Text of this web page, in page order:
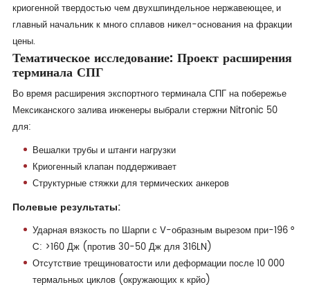
криогенной твердостью чем двухшпиндельное нержавеющее, и
главный начальник к много сплавов никел-основания на фракции
цены.
Тематическое исследование: Проект расширения
терминала СПГ
Во время расширения экспортного терминала СПГ на побережье
Мексиканского залива инженеры выбрали стержни Nitronic 50
для:
Вешалки трубы и штанги нагрузки
Криогенный клапан поддерживает
Структурные стяжки для термических анкеров
Полевые результаты:
Ударная вязкость по Шарпи с V-образным вырезом при-196 °
C: >160 Дж (против 30-50 Дж для 316LN)
Отсутствие трещиноватости или деформации после 10 000
термальных циклов (окружающих к крйо)